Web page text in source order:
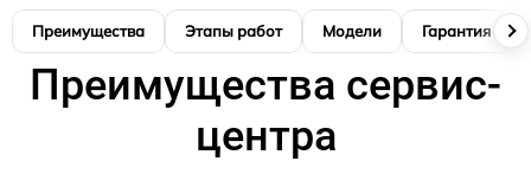
Преимущества Этапы работ Модели Гарантия
Преимущества сервис-
центра